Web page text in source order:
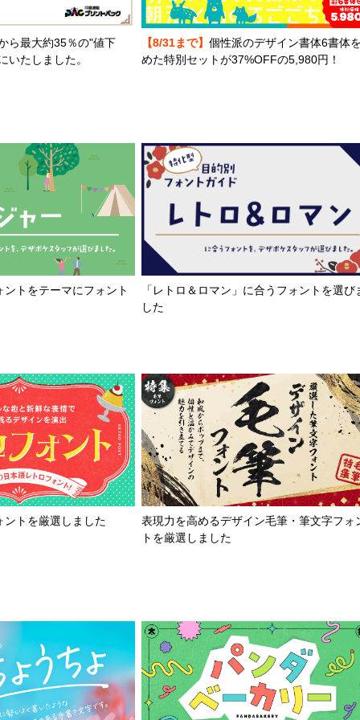
ら最大約35％の"値下
いたしました。
【8/31まで】 個性派のデザイン書体6書体
めた特別セットが37%OFFの5,980円！
トをテーマにフォント
「レトロ＆ロマン」に合うフォントを選び
した
ントを厳選しました
表現力を高めるデザイン毛筆・筆文字フォ
トを厳選しました